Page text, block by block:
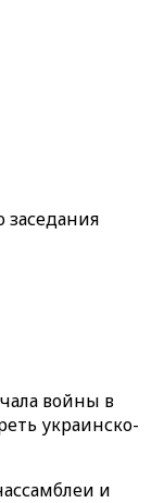
заседания
войны в
украинско-
и